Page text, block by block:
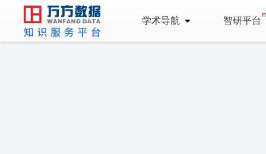
学术导航 智研平台